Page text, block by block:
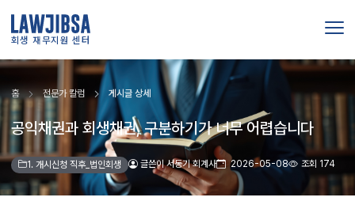
회생 재무지원 센터
홈 전문가 칼럼 게시글 상세
공익채권과 회생채권, 구분하기가 너무 어렵습니다
1. 개시신청 직후_법인회생 글쓴이 서동기 회계사 2026-05-08 조회 174